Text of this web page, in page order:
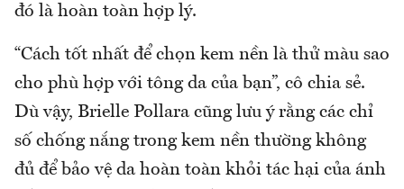
đó là hoàn toàn hợp lý.
“Cách tốt nhất để chọn kem nền là thử màu sao
cho phù hợp với tông da của bạn”, cô chia sẻ.
Dù vậy, Brielle Pollara cũng lưu ý rằng các chỉ
số chống nắng trong kem nền thường không
đủ để bảo vệ da hoàn toàn khỏi tác hại của ánh